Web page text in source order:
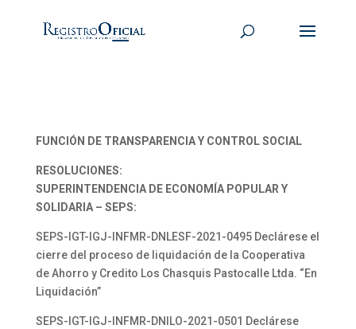
FUNCIÓN DE TRANSPARENCIA Y CONTROL SOCIAL
RESOLUCIONES:
SUPERINTENDENCIA DE ECONOMÍA POPULAR Y
SOLIDARIA – SEPS:
SEPS-IGT-IGJ-INFMR-DNLESF-2021-0495 Declárese el
cierre del proceso de liquidación de la Cooperativa
de Ahorro y Credito Los Chasquis Pastocalle Ltda. “En
Liquidación”
SEPS-IGT-IGJ-INFMR-DNILO-2021-0501 Declárese